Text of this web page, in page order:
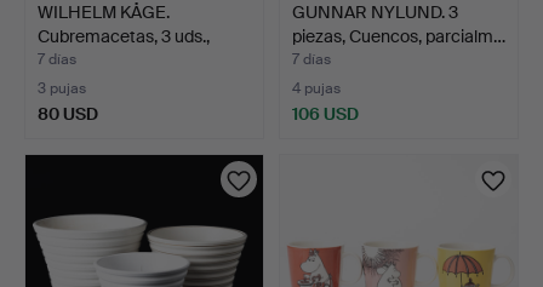
WILHELM KÅGE.
Cubremacetas, 3 uds.,
"Carra…
7 días
3 pujas
80 USD
GUNNAR NYLUND. 3
piezas, Cuencos, parcialm…
7 días
4 pujas
106 USD